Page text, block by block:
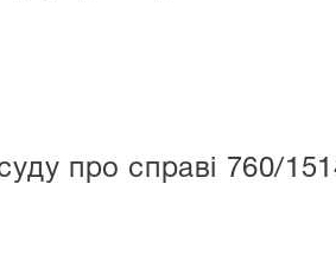
про справі 760/